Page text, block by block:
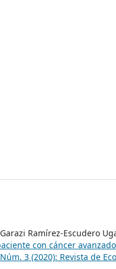
Ramírez-Escudero
con cáncer avanzado
3 (2020): Revista de